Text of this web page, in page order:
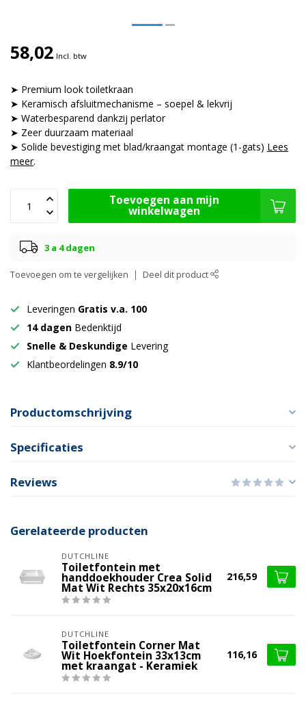
58,02 Incl. btw
➤ Premium look toiletkraan
➤ Keramisch afsluitmechanisme – soepel & lekvrij
➤ Waterbesparend dankzij perlator
➤ Zeer duurzaam materiaal
➤ Solide bevestiging met blad/kraangat montage (1-gats) Lees
meer.
Toevoegen aan mijn
winkelwagen
3 a 4 dagen
Toevoegen om te vergelijken Deel dit product
Leveringen Gratis v.a. 100
14 dagen Bedenktijd
Snelle & Deskundige Levering
Klantbeordelingen 8.9/10
Productomschrijving
Specificaties
Reviews
Gerelateerde producten
DUTCHLINE
Toiletfontein met
handdoekhouder Crea Solid
Mat Wit Rechts 35x20x16cm
216,59
DUTCHLINE
Toiletfontein Corner Mat
Wit Hoekfontein 33x13cm
met kraangat - Keramiek
116,16